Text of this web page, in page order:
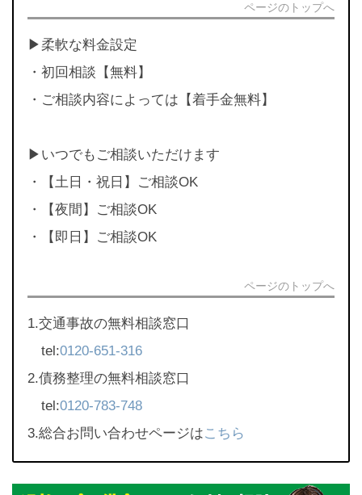
ページのトップへ
▶︎柔軟な料金設定
・初回相談【無料】
・ご相談内容によっては【着手金無料】
▶︎いつでもご相談いただけます
・【土日・祝日】ご相談OK
・【夜間】ご相談OK
・【即日】ご相談OK
ページのトップへ
1.交通事故の無料相談窓口
tel:0120-651-316
2.債務整理の無料相談窓口
tel:0120-783-748
3.総合お問い合わせページはこちら